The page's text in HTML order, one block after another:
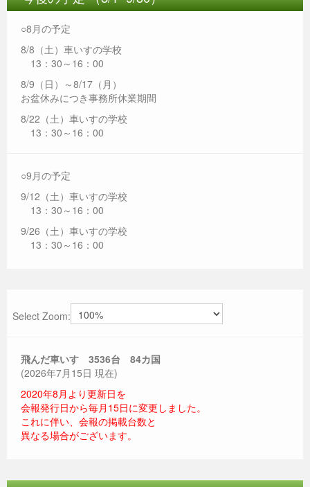
○8月の予定
8/8（土）車いすの学校
13：30～16：00
8/9（日）～8/17（月）
お盆休みにつき事務所休業期間
8/22（土）車いすの学校
13：30～16：00
○9月の予定
9/12（土）車いすの学校
13：30～16：00
9/26（土）車いすの学校
13：30～16：00
Select Zoom:
飛んだ車いす 3536台 84カ国
(2026年7月15日 現在)
2020年8月より更新日を
会報発行日から毎月15日に変更しました。
これに伴い、会報の掲載台数と
異なる場合がございます。